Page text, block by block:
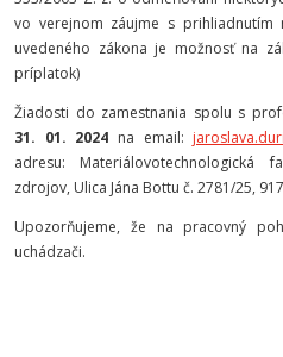
vo verejnom záujme s
uvedeného zákona je možnosť na
príplatok)
Žiadosti do zamestnania spolu s
31. 01. 2024 na email:
adresu: Materiálovotechnologická
zdrojov, Ulica Jána Bottu č. 2781/25,
Upozorňujeme, že na pracovný
uchádzači.